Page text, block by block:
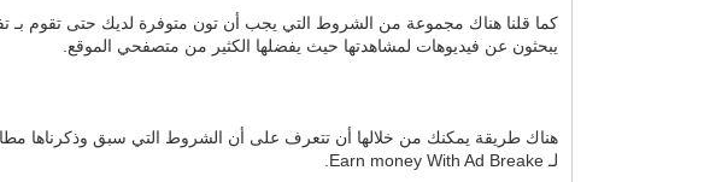
كما قلنا هناك مجموعة من الشروط التي يجب أن تون متوفرة لديك حتى تقوم
يبحثون عن فيديوهات لمشاهدتها حيث يفضلها الكثير من متصفحي الموقع.
هناك طريقة يمكنك من خلالها أن تتعرف على أن الشروط التي سبق وذكرناها
لـ Earn money With Ad Breake.